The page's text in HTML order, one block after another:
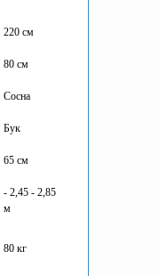
220 см
80 см
Сосна
Бук
65 см
- 2,45 - 2,85
м
80 кг